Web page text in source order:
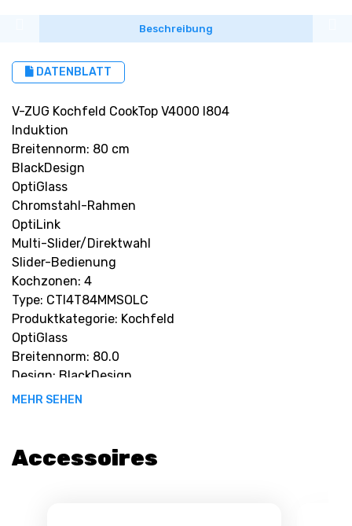
Beschreibung
DATENBLATT
V-ZUG Kochfeld CookTop V4000 I804
Induktion
Breitennorm: 80 cm
BlackDesign
OptiGlass
Chromstahl-Rahmen
OptiLink
Multi-Slider/Direktwahl
Slider-Bedienung
Kochzonen: 4
Type: CTI4T84MMSOLC
Produktkategorie: Kochfeld
OptiGlass
Breitennorm: 80.0
Design: BlackDesign
Rahmen: Chromstahl-Rahmen
Betriebsspannung: 220-240 V
Max. Leistung Kochzone 1: 3000.0
MEHR SEHEN
Accessoires